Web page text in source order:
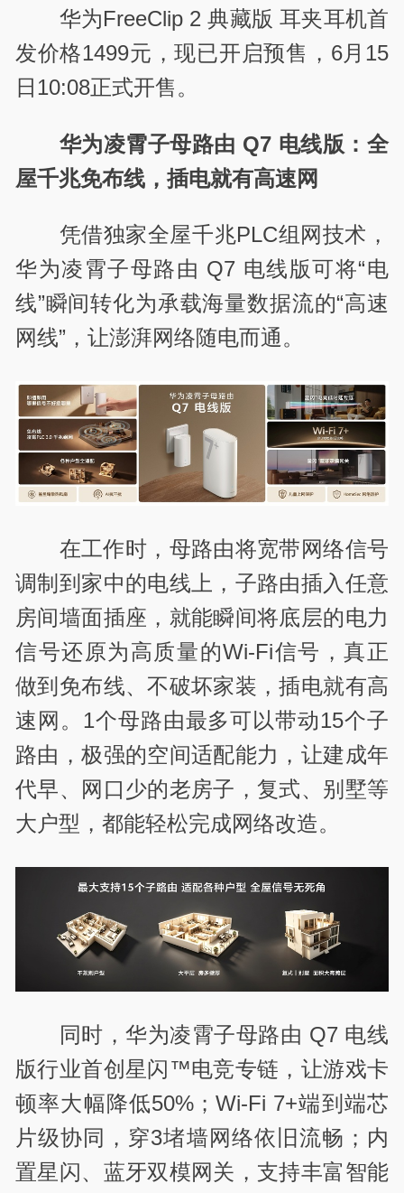
华为FreeClip 2 典藏版 耳夹耳机首
发价格1499元，现已开启预售，6月15
日10:08正式开售。
华为凌霄子母路由 Q7 电线版：全
屋千兆免布线，插电就有高速网
凭借独家全屋千兆PLC组网技术，
华为凌霄子母路由 Q7 电线版可将“电
线”瞬间转化为承载海量数据流的“高速
网线”，让澎湃网络随电而通。
在工作时，母路由将宽带网络信号
调制到家中的电线上，子路由插入任意
房间墙面插座，就能瞬间将底层的电力
信号还原为高质量的Wi-Fi信号，真正
做到免布线、不破坏家装，插电就有高
速网。1个母路由最多可以带动15个子
路由，极强的空间适配能力，让建成年
代早、网口少的老房子，复式、别墅等
大户型，都能轻松完成网络改造。
同时，华为凌霄子母路由 Q7 电线
版行业首创星闪™电竞专链，让游戏卡
顿率大幅降低50%；‌Wi-Fi 7+‌端到端芯
片级协同，穿3堵墙网络依旧流畅；内
置星闪、蓝牙双模网关，支持丰富智能